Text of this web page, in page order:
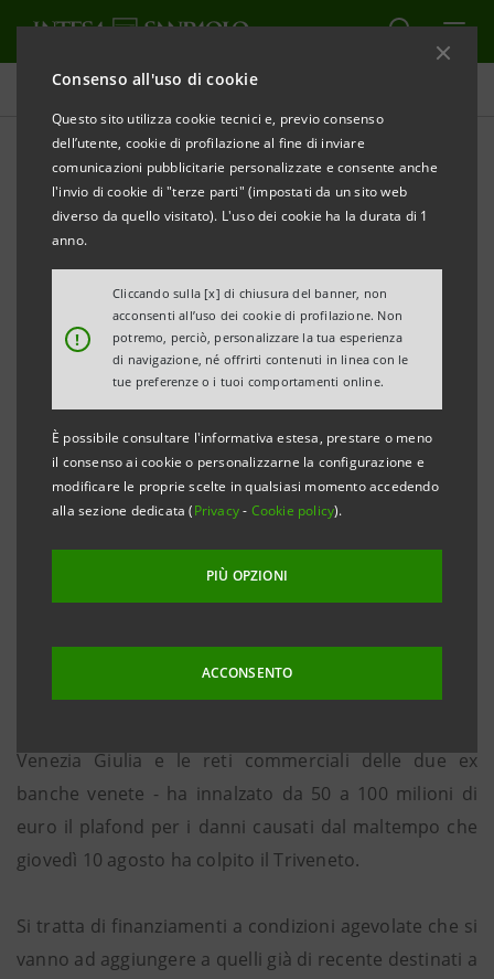
Consenso all'uso di cookie
Questo sito utilizza cookie tecnici e, previo consenso
dell’utente, cookie di profilazione al fine di inviare
comunicazioni pubblicitarie personalizzate e consente anche
l'invio di cookie di "terze parti" (impostati da un sito web
diverso da quello visitato). L'uso dei cookie ha la durata di 1
anno.
!
Cliccando sulla [x] di chiusura del banner, non
acconsenti all’uso dei cookie di profilazione. Non
potremo, perciò, personalizzare la tua esperienza
di navigazione, né offrirti contenuti in linea con le
tue preferenze o i tuoi comportamenti online.
È possibile consultare l'informativa estesa, prestare o meno
il consenso ai cookie o personalizzarne la configurazione e
modificare le proprie scelte in qualsiasi momento accedendo
alla sezione dedicata (Privacy- Cookie policy).
PIÙ OPZIONI
ACCONSENTO
Comunicati stampa
STAMPA AGGIORNA
COMUNICATO STAMPA
DAL GRUPPO INTESA SANPAOLO NUOVI FONDI PER
I DANNI CAUSATI DAGLI STRAORDINARI EVENTI
ATMOSFERICI CHE HANNO COLPITO IL TRIVENETO
INNALZATO IL PLAFOND DA 50 A 100 MILIONI DI
EURO
I finanziamenti potranno essere attivati con un
iter semplificato e veloce.
Tutte le filiali sul territorio a disposizione per
fornire informazioni e assistenza
Padova, 11 agosto 2017. Intesa Sanpaolo - con Cassa di
Venezia Giulia e le reti commerciali delle due ex
banche venete - ha innalzato da 50 a 100 milioni di
euro il plafond per i danni causati dal maltempo che
giovedì 10 agosto ha colpito il Triveneto.
Si tratta di finanziamenti a condizioni agevolate che si
vanno ad aggiungere a quelli già di recente destinati a